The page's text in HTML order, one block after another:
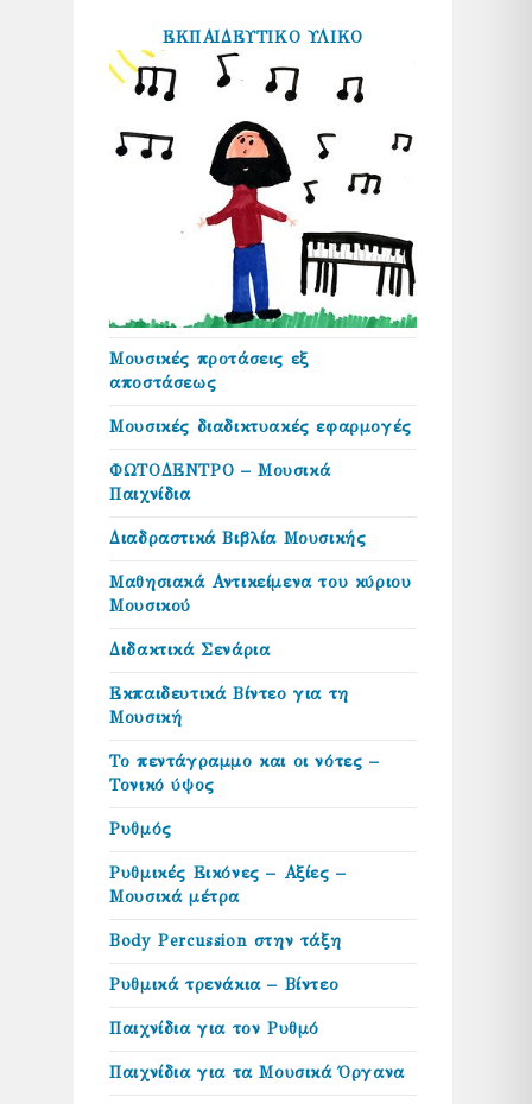
ΕΚΠΑΙΔΕΥΤΙΚΟ ΥΛΙΚΟ
Μουσικές προτάσεις εξ
αποστάσεως
Μουσικές διαδικτυακές εφαρμογές
ΦΩΤΟΔΕΝΤΡΟ – Μουσικά
Παιχνίδια
Διαδραστικά Βιβλία Μουσικής
Μαθησιακά Αντικείμενα του κύριου
Μουσικού
Διδακτικά Σενάρια
Εκπαιδευτικά Βίντεο για τη
Μουσική
Το πεντάγραμμο και οι νότες –
Τονικό ύψος
Ρυθμός
Ρυθμικές Εικόνες – Αξίες –
Μουσικά μέτρα
Body Percussion στην τάξη
Ρυθμικά τρενάκια – Βίντεο
Παιχνίδια για τον Ρυθμό
Παιχνίδια για τα Μουσικά Όργανα